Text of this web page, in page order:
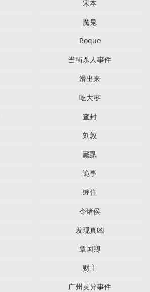
宋本
魔鬼
Roque
当街杀人事件
滑出来
吃大枣
查封
刘敦
藏虱
诡事
缠住
令诸侯
发现真凶
覃国卿
财主
广州灵异事件